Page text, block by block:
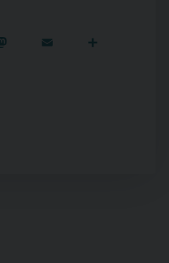
Email